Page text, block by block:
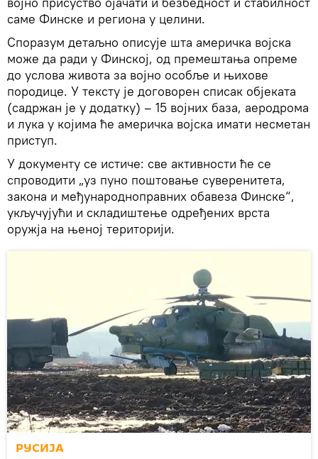
саме Финске и региона у целини.
Споразум детаљно описује шта америчка војска
може да ради у Финској, од премештања опреме
до услова живота за војно особље и њихове
породице. У тексту је договорен списак објеката
(садржан је у додатку) – 15 војних база, аеродрома
и лука у којима ће америчка војска имати несметан
приступ.
У документу се истиче: све активности ће се
спроводити „уз пуно поштовање суверенитета,
закона и међународноправних обавеза Финске“,
укључујући и складиштење одређених врста
оружја на њеној територији.
РУСИЈА